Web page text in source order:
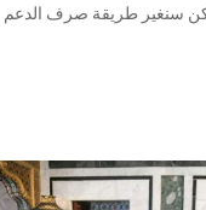
سنغير طريقة صرف الدعم